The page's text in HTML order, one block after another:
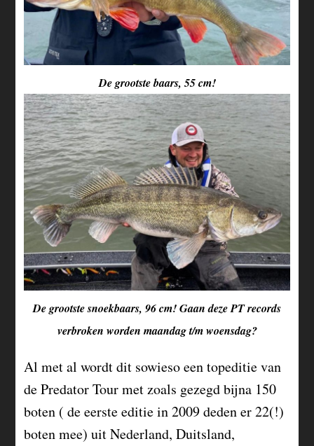
De grootste baars, 55 cm!
De grootste snoekbaars, 96 cm! Gaan deze PT records
verbroken worden maandag t/m woensdag?
Al met al wordt dit sowieso een topeditie van
de Predator Tour met zoals gezegd bijna 150
boten ( de eerste editie in 2009 deden er 22(!)
boten mee) uit Nederland, Duitsland,